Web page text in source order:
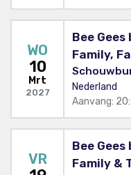
WO
10
Mrt
2027
Bee
Family,
Nederland
Aanvang:
VR
Bee
Family &